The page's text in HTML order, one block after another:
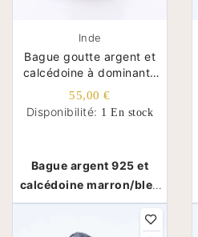
Inde
Bague goutte argent et
calcédoine à dominante
marron T 54
55,00 €
Disponibilité: 1 En stock
Bague argent 925 et
calcédoine marron/bleu
drusiforme - Inde